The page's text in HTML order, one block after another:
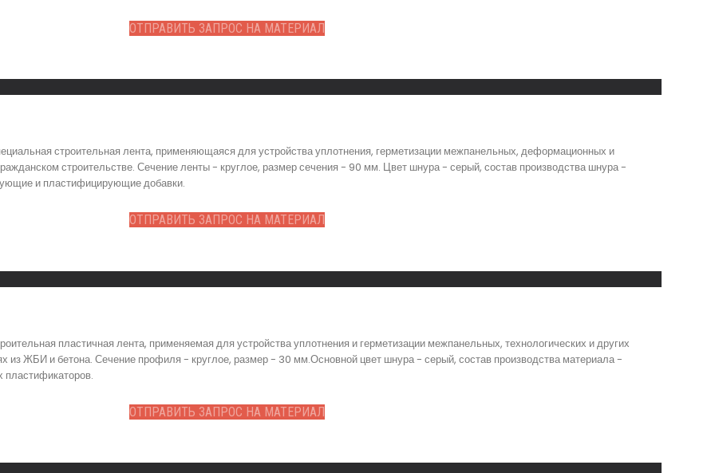
ОТПРАВИТЬ ЗАПРОС НА МАТЕРИАЛ
строительная лента, применяющаяся для устройства уплотнения, герметизации межпанельных, деформационных и
строительстве. Сечение ленты - круглое, размер сечения - 90 мм. Цвет шнура - серый, состав производства шнура -
и пластифицирующие добавки.
ОТПРАВИТЬ ЗАПРОС НА МАТЕРИАЛ
пластичная лента, применяемая для устройства уплотнения и герметизации межпанельных, технологических и других
из ЖБИ и бетона. Сечение профиля - круглое, размер - 30 мм.Основной цвет шнура - серый, состав производства материала -
пластификаторов.
ОТПРАВИТЬ ЗАПРОС НА МАТЕРИАЛ